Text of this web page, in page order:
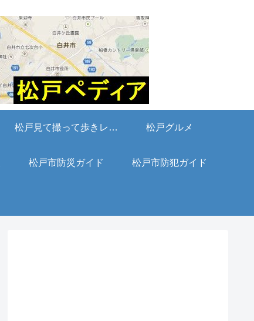
松戸見て撮って歩きレポート 松戸グルメ
松戸市防災ガイド 松戸市防犯ガイド